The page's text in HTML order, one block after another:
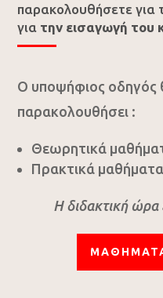
παρακολουθήσετε για
για την εισαγωγή του
Ο υποψήφιος οδηγός
παρακολουθήσει :
Θεωρητικά
Πρακτικά
Η διδακτική ώρα